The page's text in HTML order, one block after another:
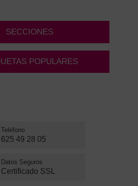
SECCIONES
POPULARES
Teléfono
625 49 28 05
Datos Seguros
Certificado SSL